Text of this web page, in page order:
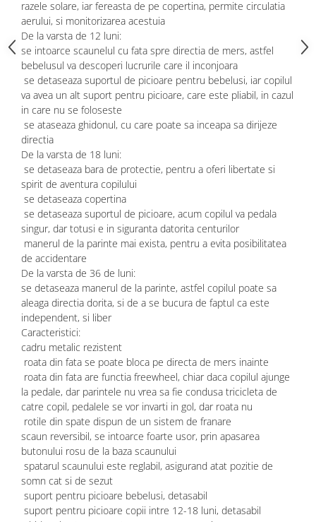
razele solare, iar fereasta de pe copertina, permite circulatia
aerului, si monitorizarea acestuia
De la varsta de 12 luni:
se intoarce scaunelul cu fata spre directia de mers, astfel
bebelusul va descoperi lucrurile care il inconjoara
se detaseaza suportul de picioare pentru bebelusi, iar copilul
va avea un alt suport pentru picioare, care este pliabil, in cazul
in care nu se foloseste
se ataseaza ghidonul, cu care poate sa inceapa sa dirijeze
directia
De la varsta de 18 luni:
se detaseaza bara de protectie, pentru a oferi libertate si
spirit de aventura copilului
se detaseaza copertina
se detaseaza suportul de picioare, acum copilul va pedala
singur, dar totusi e in siguranta datorita centurilor
manerul de la parinte mai exista, pentru a evita posibilitatea
de accidentare
De la varsta de 36 de luni:
se detaseaza manerul de la parinte, astfel copilul poate sa
aleaga directia dorita, si de a se bucura de faptul ca este
independent, si liber
Caracteristici:
cadru metalic rezistent
roata din fata se poate bloca pe directa de mers inainte
roata din fata are functia freewheel, chiar daca copilul ajunge
la pedale, dar parintele nu vrea sa fie condusa tricicleta de
catre copil, pedalele se vor invarti in gol, dar roata nu
rotile din spate dispun de un sistem de franare
scaun reversibil, se intoarce foarte usor, prin apasarea
butonului rosu de la baza scaunului
spatarul scaunului este reglabil, asigurand atat pozitie de
somn cat si de sezut
suport pentru picioare bebelusi, detasabil
suport pentru picioare copii intre 12-18 luni, detasabil